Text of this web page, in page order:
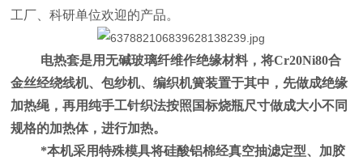
工厂、科研单位欢迎的产品。
电热套是用无碱玻璃纤维作绝缘材料，将Cr20Ni80合
金丝经绕线机、包纱机、编织机簧装置于其中，先做成绝缘
加热绳，再用纯手工针织法按照国标烧瓶尺寸做成大小不同
规格的加热体，进行加热。
*本机采用特殊模具将硅酸铝棉经真空抽滤定型、加胶